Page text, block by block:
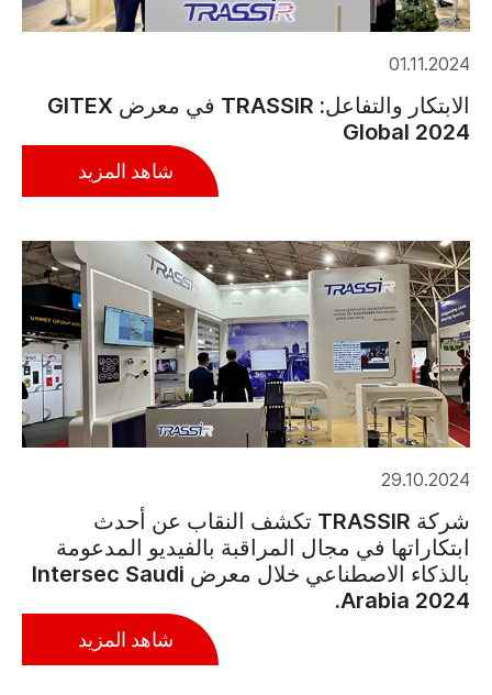
01.11.2024
الابتكار والتفاعل: TRASSIR في معرض GITEX
Global 2024
شاهد المزيد
29.10.2024
شركة TRASSIR تكشف النقاب عن أحدث
ابتكاراتها في مجال المراقبة بالفيديو المدعومة
بالذكاء الاصطناعي خلال معرض Intersec Saudi
Arabia 2024.
شاهد المزيد